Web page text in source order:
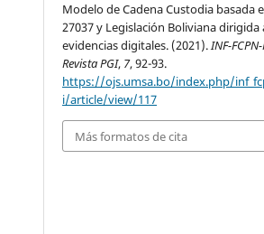
Modelo de Cadena Custodia basada
27037 y Legislación Boliviana dirigida
evidencias digitales. (2021).INF-
Revista PGI, 7, 92-93.
https://ojs.umsa.bo/index.php/
i/article/view/117
Más formatos de cita